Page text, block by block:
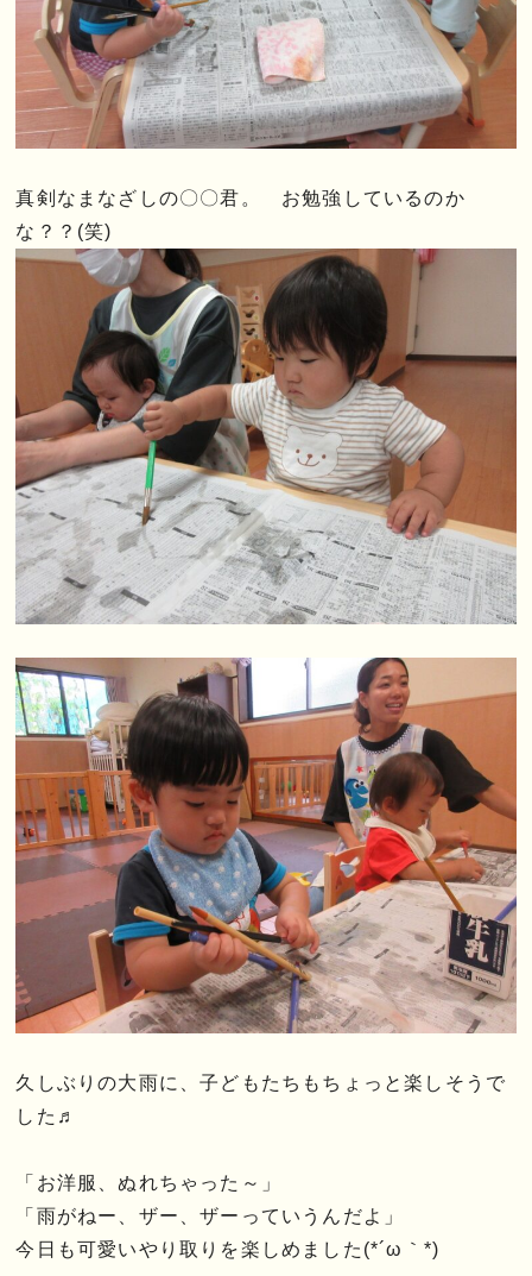
真剣なまなざしの〇〇君。 お勉強しているのか
な？？(笑)
久しぶりの大雨に、子どもたちもちょっと楽しそうで
した♬
「お洋服、ぬれちゃった～」
「雨がねー、ザー、ザーっていうんだよ」
今日も可愛いやり取りを楽しめました(*´ω｀*)